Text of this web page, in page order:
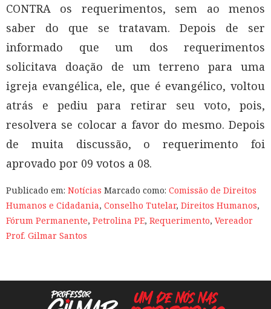
CONTRA os requerimentos, sem ao menos
saber do que se tratavam. Depois de ser
informado que um dos requerimentos
solicitava doação de um terreno para uma
igreja evangélica, ele, que é evangélico, voltou
atrás e pediu para retirar seu voto, pois,
resolvera se colocar a favor do mesmo. Depois
de muita discussão, o requerimento foi
aprovado por 09 votos a 08.
Publicado em: Notícias Marcado como: Comissão de Direitos
Humanos e Cidadania, Conselho Tutelar, Direitos Humanos,
Fórum Permanente, Petrolina PE, Requerimento, Vereador
Prof. Gilmar Santos